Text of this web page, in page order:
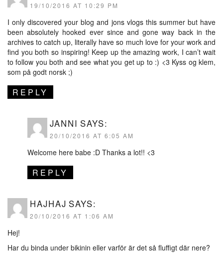
19/10/2016 AT 10:29 PM
I only discovered your blog and jons vlogs this summer but have
been absolutely hooked ever since and gone way back in the
archives to catch up, literally have so much love for your work and
find you both so inspiring! Keep up the amazing work, I can’t wait
to follow you both and see what you get up to :) <3 Kyss og klem,
som på godt norsk ;)
REPLY
JANNI SAYS:
20/10/2016 AT 6:05 AM
Welcome here babe :D Thanks a lot!! <3
REPLY
HAJHAJ SAYS:
20/10/2016 AT 1:06 AM
Hej!
Har du binda under bikinin eller varför är det så fluffigt där nere?